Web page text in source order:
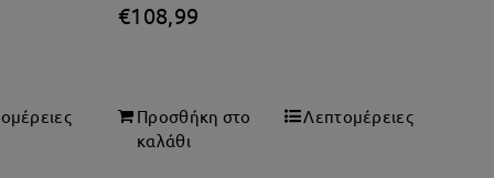
€108,99
Προσθήκη στο
καλάθι
Λεπτομέρειες